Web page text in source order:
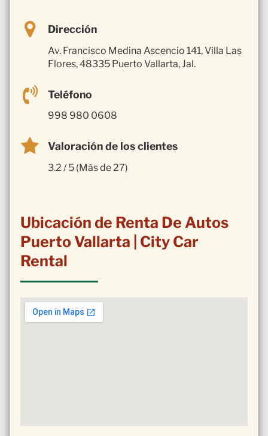
Dirección
Av. Francisco Medina Ascencio 141, Villa Las
Flores, 48335 Puerto Vallarta, Jal.
Teléfono
998 980 0608
Valoración de los clientes
3.2 / 5 (Más de 27)
Ubicación de Renta De Autos
Puerto Vallarta | City Car
Rental